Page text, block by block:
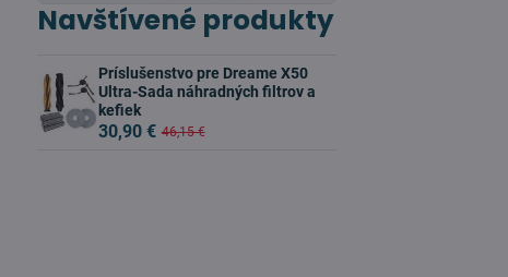
Navštívené produkty
Príslušenstvo pre Dreame X50
Ultra-Sada náhradných filtrov a
kefiek
30,90 € 46,15 €